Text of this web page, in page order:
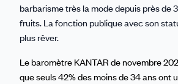
barbarisme très la mode depuis près de
fruits. La fonction publique avec son
plus rêver.
Le baromètre KANTAR de novembre
que seuls 42% des moins de 34 ans ont